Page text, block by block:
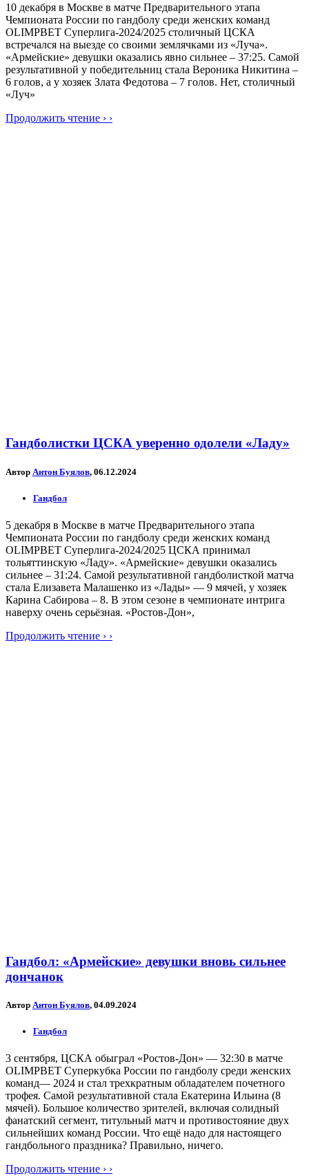
10 декабря в Москве в матче Предварительного этапа
Чемпионата России по гандболу среди женских команд
OLIMPBET Суперлига-2024/2025 столичный ЦСКА
встречался на выезде со своими землячками из «Луча».
«Армейские» девушки оказались явно сильнее – 37:25. Самой
результативной у победительниц стала Вероника Никитина –
6 голов, а у хозяек Злата Федотова – 7 голов. Нет, столичный
«Луч»
Продолжить чтение › ›
Гандболистки ЦСКА уверенно одолели «Ладу»
Автор Антон Буялов, 06.12.2024
Гандбол
5 декабря в Москве в матче Предварительного этапа
Чемпионата России по гандболу среди женских команд
OLIMPBET Суперлига-2024/2025 ЦСКА принимал
тольяттинскую «Ладу». «Армейские» девушки оказались
сильнее – 31:24. Самой результативной гандболисткой матча
стала Елизавета Малашенко из «Лады» — 9 мячей, у хозяек
Карина Сабирова – 8. В этом сезоне в чемпионате интрига
наверху очень серьёзная. «Ростов-Дон»,
Продолжить чтение › ›
Гандбол: «Армейские» девушки вновь сильнее
дончанок
Автор Антон Буялов, 04.09.2024
Гандбол
3 сентября, ЦСКА обыграл «Ростов-Дон» — 32:30 в матче
OLIMPBET Суперкубка России по гандболу среди женских
команд— 2024 и стал трехкратным обладателем почетного
трофея. Самой результативной стала Екатерина Ильина (8
мячей). Большое количество зрителей, включая солидный
фанатский сегмент, титульный матч и противостояние двух
сильнейших команд России. Что ещё надо для настоящего
гандбольного праздника? Правильно, ничего.
Продолжить чтение › ›